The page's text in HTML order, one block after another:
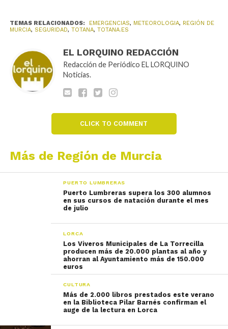
TEMAS RELACIONADOS: EMERGENCIAS, METEOROLOGIA, REGIÓN DE
MURCIA, SEGURIDAD, TOTANA, TOTANA.ES
EL LORQUINO REDACCIÓN
Redacción de Periódico EL LORQUINO
Noticias.
CLICK TO COMMENT
Más de Región de Murcia
PUERTO LUMBRERAS
Puerto Lumbreras supera los 300 alumnos
en sus cursos de natación durante el mes
de julio
LORCA
Los Viveros Municipales de La Torrecilla
producen más de 20.000 plantas al año y
ahorran al Ayuntamiento más de 150.000
euros
CULTURA
Más de 2.000 libros prestados este verano
en la Biblioteca Pilar Barnés confirman el
auge de la lectura en Lorca